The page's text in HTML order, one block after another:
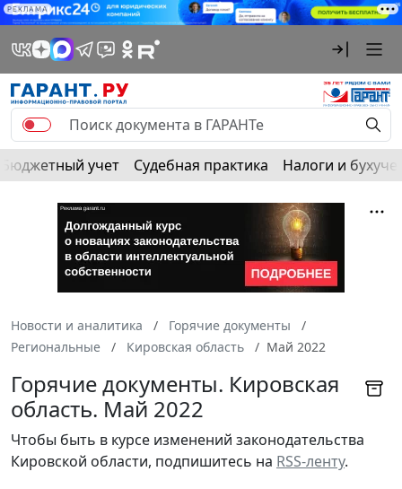
РЕКЛАМА
Бюджетный учет Судебная практика Налоги и
Новости и аналитика
Горячие документы
Региональные
Кировская область Май 2022
Горячие документы. Кировская
область. Май 2022
Чтобы быть в курсе изменений законодательства
Кировской области, подпишитесь на RSS-ленту.